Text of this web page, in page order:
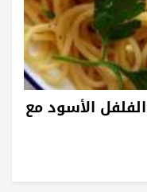
الأسود مع